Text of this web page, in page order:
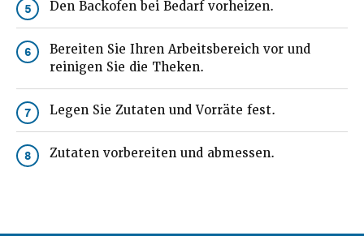
5 Den Backofen bei Bedarf vorheizen.
6
Bereiten Sie Ihren Arbeitsbereich vor und
reinigen Sie die Theken.
7 Legen Sie Zutaten und Vorräte fest.
8 Zutaten vorbereiten und abmessen.